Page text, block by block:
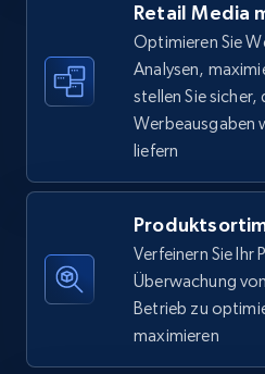
using specific category
URL, Final price, Sku,
Specifications, Image urls,
more.
877+
Walmart - products -
specific keywords
URL, Final price, Sku,
Retail Media
Optimieren Sie
Analysen,
stellen Sie sicher,
Werbeausgaben
liefern
Verfeinern Sie
Überwachung
Betrieb zu
maximieren